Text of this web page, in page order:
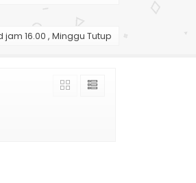
jam 16.00 , Minggu Tutup